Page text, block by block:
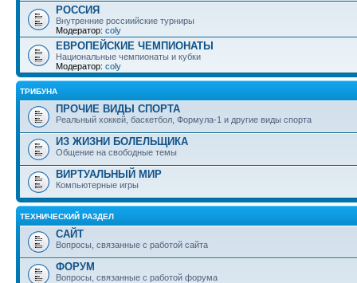
РОССИЯ
Внутренние россиийские турниры
Модератор: coly
ЕВРОПЕЙСКИЕ ЧЕМПИОНАТЫ
Национальные чемпионаты и кубки
Модератор: coly
ТРИБУНА
ПРОЧИЕ ВИДЫ СПОРТА
Реальный хоккей, баскетбол, Формула-1 и другие виды спорта
ИЗ ЖИЗНИ БОЛЕЛЬЩИКА
Общение на свободные темы
ВИРТУАЛЬНЫЙ МИР
Компьютерные игры
ТЕХНИЧЕСКИЙ РАЗДЕЛ
САЙТ
Вопросы, связанные с работой сайта
ФОРУМ
Вопросы, связанные с работой форума